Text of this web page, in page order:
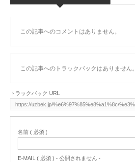
この記事へのコメントはありません。
この記事へのトラックバックはありません。
トラックバック URL
名前 ( 必須 )
E-MAIL ( 必須 ) - 公開されません -